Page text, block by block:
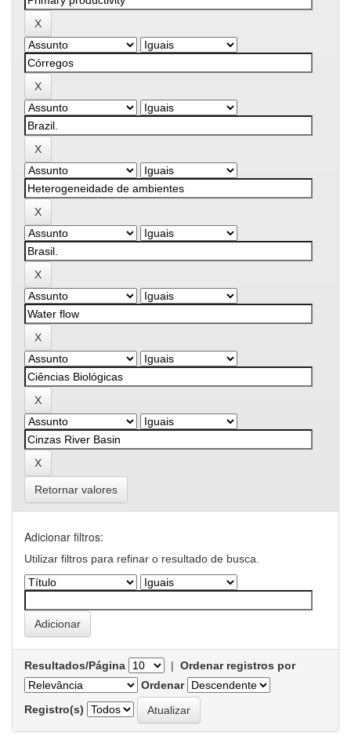
Retornar valores
Adicionar filtros:
Utilizar filtros para refinar o resultado de busca.
Resultados/Página | Ordenar registros por
Ordenar
Registro(s)